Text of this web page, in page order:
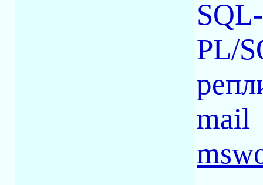
PL/
mail